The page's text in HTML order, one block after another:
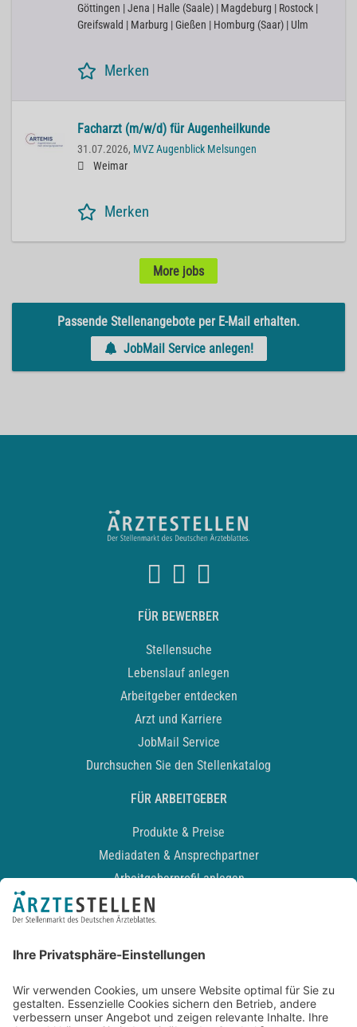
Göttingen | Jena | Halle (Saale) | Magdeburg | Rostock |
Greifswald | Marburg | Gießen | Homburg (Saar) | Ulm
Merken
Facharzt (m/w/d) für Augenheilkunde
31.07.2026, MVZ Augenblick Melsungen
Weimar
Merken
More jobs
Passende Stellenangebote per E-Mail erhalten.
JobMail Service anlegen!
FÜR BEWERBER
Stellensuche
Lebenslauf anlegen
Arbeitgeber entdecken
Arzt und Karriere
JobMail Service
Durchsuchen Sie den Stellenkatalog
FÜR ARBEITGEBER
Produkte & Preise
Mediadaten & Ansprechpartner
Arbeitgeberprofil anlegen
Recruiting-Podcast
Kontakt
Datenschutz